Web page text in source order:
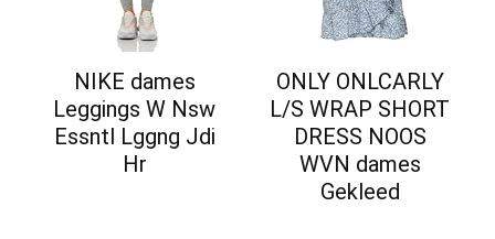
NIKE dames
Leggings W Nsw
Essntl Lggng Jdi
Hr
ONLY ONLCARLY
L/S WRAP SHORT
DRESS NOOS
WVN dames
Gekleed